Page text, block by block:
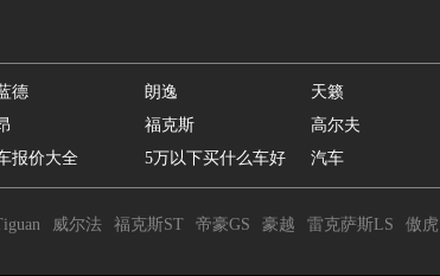
德 朗逸 天籁
福克斯 高尔夫
报价大全 5万以下买什么车好 汽车
威尔法 福克斯ST 帝豪GS 豪越 雷克萨斯LS 傲虎